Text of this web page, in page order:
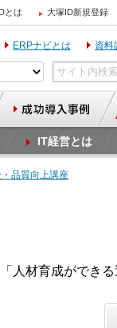
とは 大塚ID新規登録
ERPナビとは 資料
IT経営とは
品質向上講座
人材育成ができ